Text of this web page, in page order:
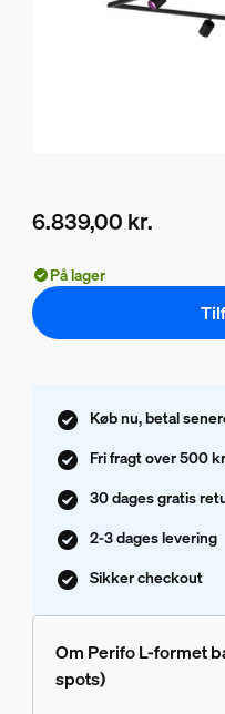
6.839,00 kr.
På lager
Køb nu, betal
Fri fragt over 500
30 dages gratis
2-3 dages levering
Sikker checkout
Om Perifo L-formet
spots)